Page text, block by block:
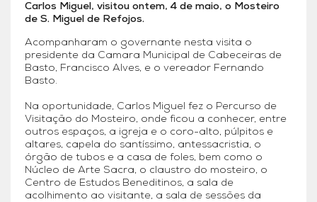
Carlos Miguel, visitou ontem, 4 de maio, o Mosteiro
de S. Miguel de Refojos.
Acompanharam o governante nesta visita o
presidente da Camara Municipal de Cabeceiras de
Basto, Francisco Alves, e o vereador Fernando
Basto.
Na oportunidade, Carlos Miguel fez o Percurso de
Visitação do Mosteiro, onde ficou a conhecer, entre
outros espaços, a igreja e o coro-alto, púlpitos e
altares, capela do santíssimo, antessacristia, o
órgão de tubos e a casa de foles, bem como o
Núcleo de Arte Sacra, o claustro do mosteiro, o
Centro de Estudos Beneditinos, a sala de
acolhimento ao visitante, a sala de sessões da